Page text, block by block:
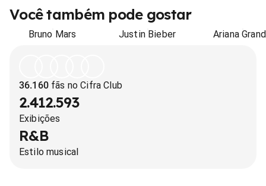
Você também pode gostar
Bruno Mars Justin Bieber Ariana
36.160fãs no Cifra Club
2.412.593
Exibições
R&B
Estilo musical